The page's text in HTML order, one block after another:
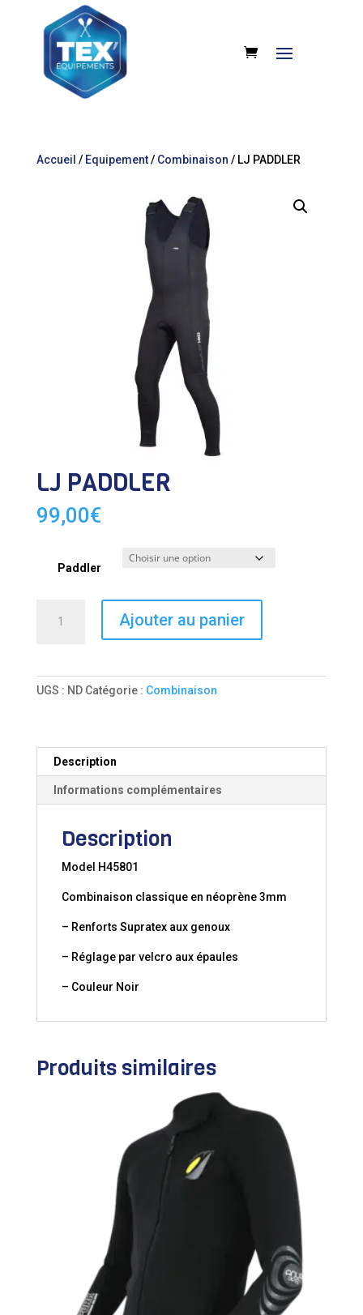
Accueil / Equipement/ Combinaison / LJ PADDLER
LJ PADDLER
99,00€
Paddler
Ajouter au panier
UGS : ND Catégorie : Combinaison
Description
Informations complémentaires
Description
Model H45801
Combinaison classique en néoprène 3mm
– Renforts Supratex aux genoux
– Réglage par velcro aux épaules
– Couleur Noir
Produits similaires